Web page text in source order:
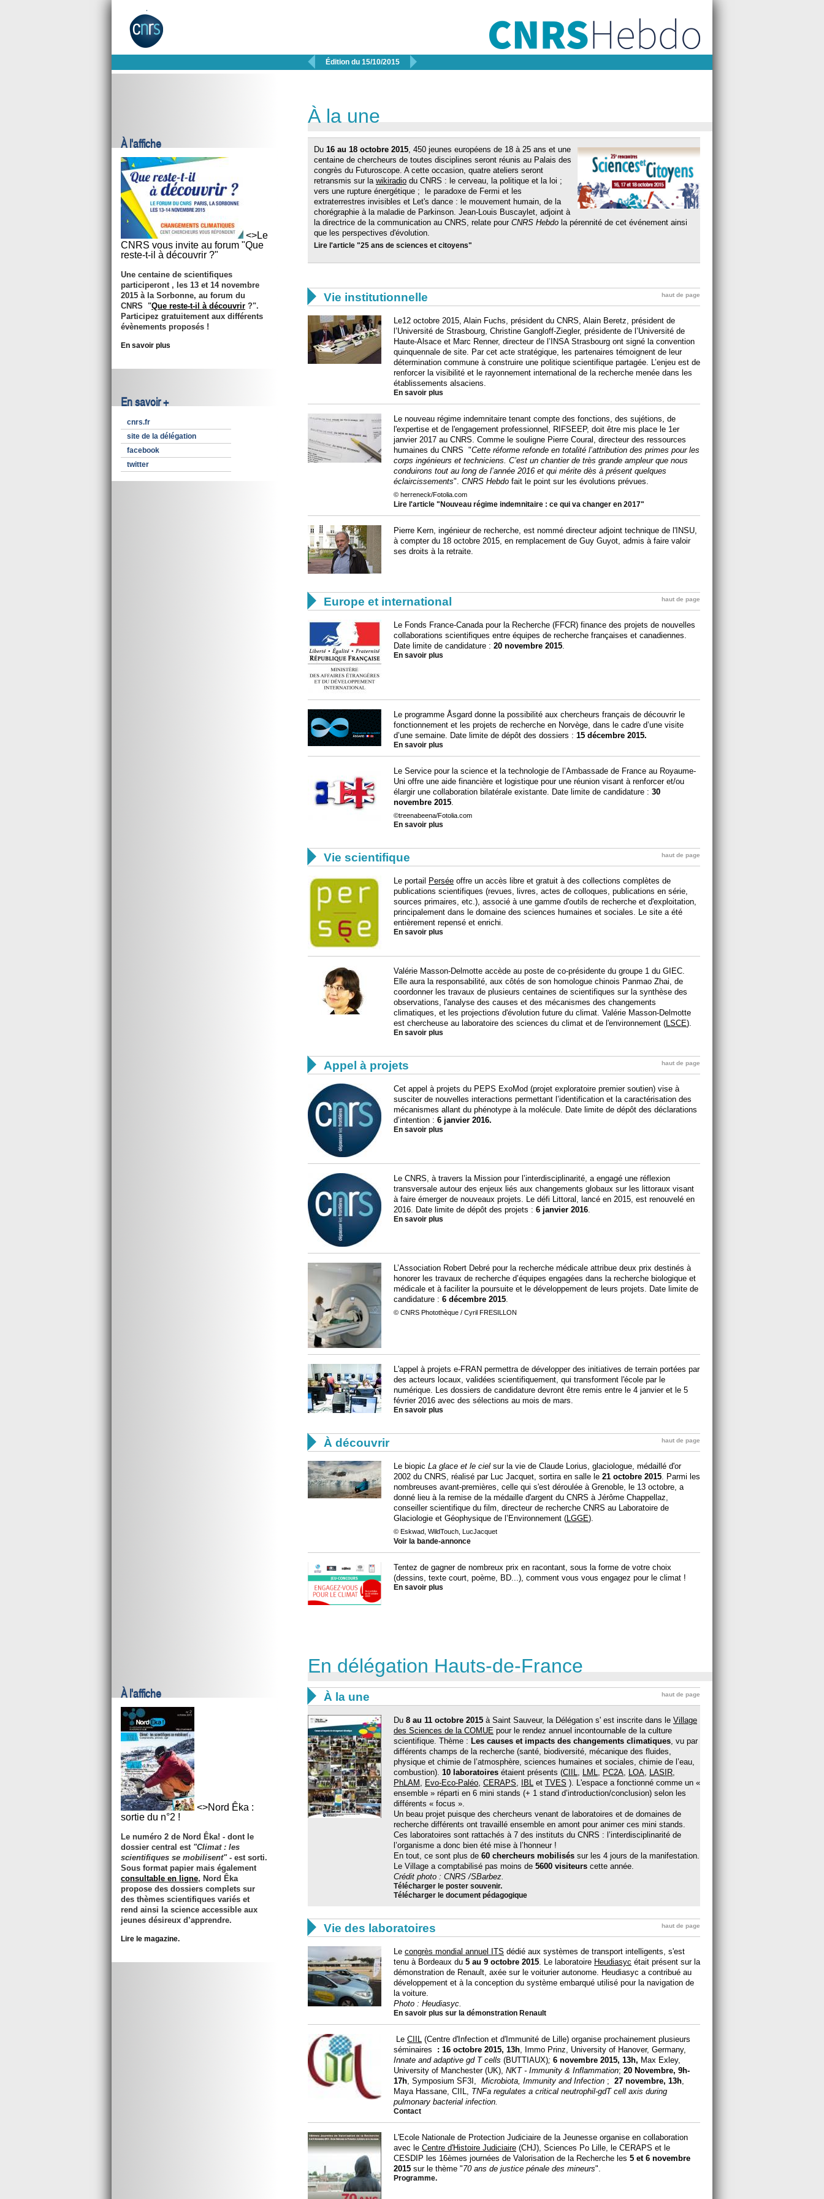
 Édition du 15/10/2015 
À l'affiche
<>Le
CNRS vous invite au forum "Que
reste-t-il à découvrir ?"
Une centaine de scientifiques
participeront , les 13 et 14 novembre
2015 à la Sorbonne, au forum du
CNRS "Que reste-t-il à découvrir ?".
Participez gratuitement aux différents
évènements proposés !
En savoir plus
En savoir +
cnrs.fr
site de la délégation
facebook
twitter
À la une
Du 16 au 18 octobre 2015, 450 jeunes européens de 18 à 25 ans et une
centaine de chercheurs de toutes disciplines seront réunis au Palais des
congrès du Futuroscope. A cette occasion, quatre ateliers seront
retransmis sur la wikiradio du CNRS : le cerveau, la politique et la loi ;
vers une rupture énergétique ; le paradoxe de Fermi et les
extraterrestres invisibles et Let's dance : le mouvement humain, de la
chorégraphie à la maladie de Parkinson. Jean-Louis Buscaylet, adjoint à
la directrice de la communication au CNRS, relate pour CNRS Hebdo la pérennité de cet événement ainsi
que les perspectives d'évolution.
Lire l'article "25 ans de sciences et citoyens"
 Vie institutionnelle haut de page
Le12 octobre 2015, Alain Fuchs, président du CNRS, Alain Beretz, président de
l’Université de Strasbourg, Christine Gangloff-Ziegler, présidente de l’Université de
Haute-Alsace et Marc Renner, directeur de l’INSA Strasbourg ont signé la convention
quinquennale de site. Par cet acte stratégique, les partenaires témoignent de leur
détermination commune à construire une politique scientifique partagée. L’enjeu est de
renforcer la visibilité et le rayonnement international de la recherche menée dans les
établissements alsaciens.
En savoir plus
Le nouveau régime indemnitaire tenant compte des fonctions, des sujétions, de
l'expertise et de l'engagement professionnel, RIFSEEP, doit être mis place le 1er
janvier 2017 au CNRS. Comme le souligne Pierre Coural, directeur des ressources
humaines du CNRS "Cette réforme refonde en totalité l’attribution des primes pour les
corps ingénieurs et techniciens. C’est un chantier de très grande ampleur que nous
conduirons tout au long de l’année 2016 et qui mérite dès à présent quelques
éclaircissements". CNRS Hebdo fait le point sur les évolutions prévues.
© herreneck/Fotolia.com
Lire l'article "Nouveau régime indemnitaire : ce qui va changer en 2017"
Pierre Kern, ingénieur de recherche, est nommé directeur adjoint technique de l'INSU,
à compter du 18 octobre 2015, en remplacement de Guy Guyot, admis à faire valoir
ses droits à la retraite.
 Europe et international haut de page
Le Fonds France-Canada pour la Recherche (FFCR) finance des projets de nouvelles
collaborations scientifiques entre équipes de recherche françaises et canadiennes.
Date limite de candidature : 20 novembre 2015
En savoir plus
Le programme Åsgard donne la possibilité aux chercheurs français de découvrir le
fonctionnement et les projets de recherche en Norvège, dans le cadre d’une visite
d’une semaine. Date limite de dépôt des dossiers : 15 décembre 2015.
En savoir plus
Le Service pour la science et la technologie de l’Ambassade de France au Royaume-
Uni offre une aide financière et logistique pour une réunion visant à renforcer et/ou
élargir une collaboration bilatérale existante. Date limite de candidature : 30
novembre 2015
©treenabeena/Fotolia.com
En savoir plus
 Vie scientifique haut de page
Le portail Persée offre un accès libre et gratuit à des collections complètes de
publications scientifiques (revues, livres, actes de colloques, publications en série,
sources primaires, etc.), associé à une gamme d'outils de recherche et d'exploitation,
principalement dans le domaine des sciences humaines et sociales. Le site a été
entièrement repensé et enrichi.
En savoir plus
Valérie Masson-Delmotte accède au poste de co-présidente du groupe 1 du GIEC.
Elle aura la responsabilité, aux côtés de son homologue chinois Panmao Zhai, de
coordonner les travaux de plusieurs centaines de scientifiques sur la synthèse des
observations, l'analyse des causes et des mécanismes des changements
climatiques, et les projections d'évolution future du climat. Valérie Masson-Delmotte
est chercheuse au laboratoire des sciences du climat et de l'environnement (LSCE).
En savoir plus
 Appel à projets haut de page
Cet appel à projets du PEPS ExoMod (projet exploratoire premier soutien) vise à
susciter de nouvelles interactions permettant l’identification et la caractérisation des
mécanismes allant du phénotype à la molécule. Date limite de dépôt des déclarations
d’intention : 6 janvier 2016.
En savoir plus
Le CNRS, à travers la Mission pour l’interdisciplinarité, a engagé une réflexion
transversale autour des enjeux liés aux changements globaux sur les littoraux visant
à faire émerger de nouveaux projets. Le défi Littoral, lancé en 2015, est renouvelé en
2016. Date limite de dépôt des projets : 6 janvier 2016.
En savoir plus
L’Association Robert Debré pour la recherche médicale attribue deux prix destinés à
honorer les travaux de recherche d’équipes engagées dans la recherche biologique et
médicale et à faciliter la poursuite et le développement de leurs projets. Date limite de
candidature : 6 décembre 2015.
© CNRS Photothèque / Cyril FRESILLON
L'appel à projets e-FRAN permettra de développer des initiatives de terrain portées par
des acteurs locaux, validées scientifiquement, qui transforment l'école par le
numérique. Les dossiers de candidature devront être remis entre le 4 janvier et le 5
février 2016 avec des sélections au mois de mars.
En savoir plus
 À découvrir haut de page
Le biopic La glace et le ciel sur la vie de Claude Lorius, glaciologue, médaillé d'or
2002 du CNRS, réalisé par Luc Jacquet, sortira en salle le 21 octobre 2015. Parmi les
nombreuses avant-premières, celle qui s'est déroulée à Grenoble, le 13 octobre, a
donné lieu à la remise de la médaille d'argent du CNRS à Jérôme Chappellaz,
conseiller scientifique du film, directeur de recherche CNRS au Laboratoire de
Glaciologie et Géophysique de l’Environnement (LGGE).
© Eskwad, WildTouch, LucJacquet
Voir la bande-annonce
Tentez de gagner de nombreux prix en racontant, sous la forme de votre choix
(dessins, texte court, poème, BD...), comment vous vous engagez pour le climat !
En savoir plus
À l'affiche
<>Nord Êka :
sortie du n°2 !
Le numéro 2 de Nord Êka! - dont le
dossier central est "Climat : les
scientifiques se mobilisent"- est sorti.
Sous format papier mais également
consultable en ligne, Nord Êka
propose des dossiers complets sur
des thèmes scientifiques variés et
rend ainsi la science accessible aux
jeunes désireux d’apprendre.
Lire le magazine.
En délégation Hauts-de-France
 À la une haut de page
Du 8 au 11 octobre 2015 à Saint Sauveur, la Délégation s' est inscrite dans le Village
des Sciences de la COMUE pour le rendez annuel incontournable de la culture
scientifique. Thème : Les causes et impacts des changements climatiques , vu par
différents champs de la recherche (santé, biodiversité, mécanique des fluides,
physique et chimie de l’atmosphère, sciences humaines et sociales, chimie de l’eau,
combustion). 10 laboratoires étaient présents (CIIL LML PC2A LOA LASIR
PhLAM
Evo-Eco-Paléo CERAPS IBL et TVES ). L'espace a fonctionné comme un «
ensemble » réparti en 6 mini stands (+ 1 stand d’introduction/conclusion) selon les
différents « focus ».
Un beau projet puisque des chercheurs venant de laboratoires et de domaines de
recherche différents ont travaillé ensemble en amont pour animer ces mini stands.
Ces laboratoires sont rattachés à 7 des instituts du CNRS : l’interdisciplinarité de
l’organisme a donc bien été mise à l’honneur !
En tout, ce sont plus de 60 chercheurs mobilisés sur les 4 jours de la manifestation.
Le Village a comptabilisé pas moins de 5600 visiteurs cette année.
Crédit photo : CNRS /SBarbez.
Télécharger le poster souvenir.
Télécharger le document pédagogique
 Vie des laboratoires haut de page
Le congrès mondial annuel ITS dédié aux systèmes de transport intelligents, s'est
tenu à Bordeaux du 5 au 9 octobre 2015 . Le laboratoire Heudiasyc était présent sur la
démonstration de Renault, axée sur le voiturier autonome. Heudiasyc a contribué au
développement et à la conception du système embarqué utilisé pour la navigation de
la voiture.
Photo : Heudiasyc.
En savoir plus sur la démonstration Renault
Le CIIL (Centre d'Infection et d'Immunité de Lille) organise prochainement plusieurs
séminaires : 16 octobre 2015, 13h , Immo Prinz, University of Hanover, Germany,
Innate and adaptive gd T cells (BUTTIAUX); 6 novembre 2015, 13h, Max Exley,
University of Manchester (UK), NKT - Immunity & Inflammation; 20 Novembre, 9h-
17h , Symposium SF3I, Microbiota, Immunity and Infection ; 27 novembre, 13h
Maya Hassane, CIIL, TNFa regulates a critical neutrophil-gdT cell axis during
pulmonary bacterial infection.
Contact
L'Ecole Nationale de Protection Judiciaire de la Jeunesse organise en collaboration
avec le Centre d'Histoire Judiciaire (CHJ), Sciences Po Lille, le CERAPS et le
CESDIP les 16èmes journées de Valorisation de la Recherche les 5 et 6 novembre
2015 sur le thème "70 ans de justice pénale des mineurs".
Programme.